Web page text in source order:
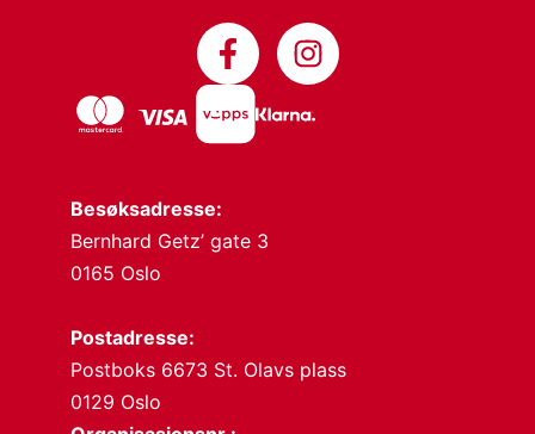
Besøksadresse:
Bernhard Getz’ gate 3
0165 Oslo
Postadresse:
Postboks 6673 St. Olavs plass
0129 Oslo